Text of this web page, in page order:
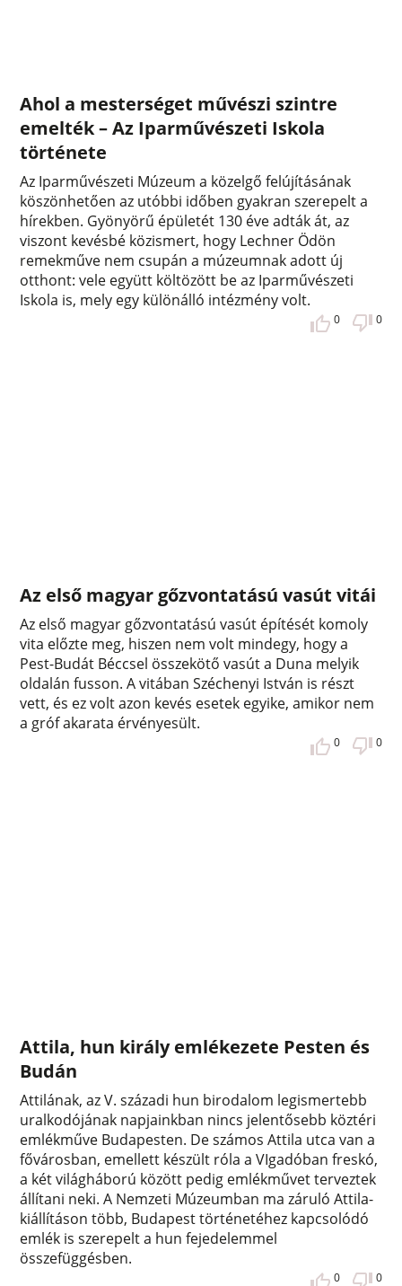
Ahol a mesterséget művészi szintre
emelték – Az Iparművészeti Iskola
története
Az Iparművészeti Múzeum a közelgő felújításának
köszönhetően az utóbbi időben gyakran szerepelt a
hírekben. Gyönyörű épületét 130 éve adták át, az
viszont kevésbé közismert, hogy Lechner Ödön
remekműve nem csupán a múzeumnak adott új
otthont: vele együtt költözött be az Iparművészeti
Iskola is, mely egy különálló intézmény volt.
0 0
Az első magyar gőzvontatású vasút vitái
Az első magyar gőzvontatású vasút építését komoly
vita előzte meg, hiszen nem volt mindegy, hogy a
Pest-Budát Béccsel összekötő vasút a Duna melyik
oldalán fusson. A vitában Széchenyi István is részt
vett, és ez volt azon kevés esetek egyike, amikor nem
a gróf akarata érvényesült.
0 0
Attila, hun király emlékezete Pesten és
Budán
Attilának, az V. századi hun birodalom legismertebb
uralkodójának napjainkban nincs jelentősebb köztéri
emlékműve Budapesten. De számos Attila utca van a
fővárosban, emellett készült róla a VIgadóban freskó,
a két világháború között pedig emlékművet terveztek
állítani neki. A Nemzeti Múzeumban ma záruló Attila-
kiállításon több, Budapest történetéhez kapcsolódó
emlék is szerepelt a hun fejedelemmel
összefüggésben.
0 0